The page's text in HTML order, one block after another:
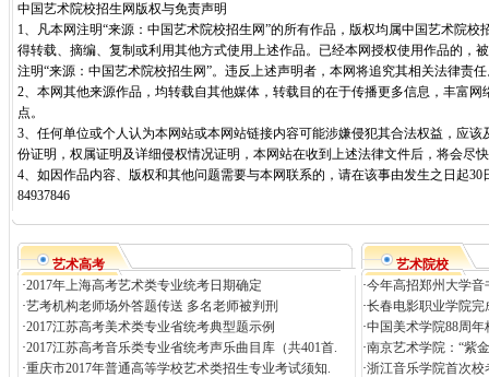
中国艺术院校招生网版权与免责声明
1、凡本网注明“来源：中国艺术院校招生网”的所有作品，版权均属中国艺术院校
得转载、摘编、复制或利用其他方式使用上述作品。已经本网授权使用作品的，
注明“来源：中国艺术院校招生网”。违反上述声明者，本网将追究其相关法律责
2、本网其他来源作品，均转载自其他媒体，转载目的在于传播更多信息，丰富
点。
3、任何单位或个人认为本网站或本网站链接内容可能涉嫌侵犯其合法权益，应
份证明，权属证明及详细侵权情况证明，本网站在收到上述法律文件后，将会尽
4、如因作品内容、版权和其他问题需要与本网联系的，请在该事由发生之日起30
84937846
艺术高考
·2017年上海高考艺术类专业统考日期确定
·艺考机构老师场外答题传送 多名老师被判刑
·2017江苏高考美术类专业省统考典型题示例
·2017江苏高考音乐类专业省统考声乐曲目库（共401首.
·重庆市2017年普通高等学校艺术类招生专业考试须知.
艺术院校
·今年高招郑州大学
·长春电影职业学院完
·中国美术学院88周
·南京艺术学院：“紫
·浙江音乐学院首次校